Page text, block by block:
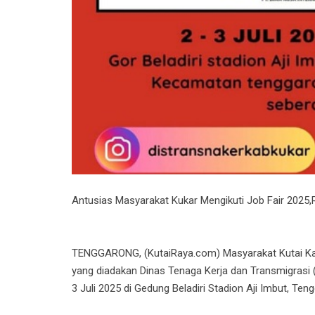
Antusias Masyarakat Kukar Mengikuti Job Fair
TENGGARONG, (KutaiRaya.com) Masyarakat Kutai
yang diadakan Dinas Tenaga Kerja dan
3 Juli 2025 di Gedung Beladiri Stadion Aji Imbut,